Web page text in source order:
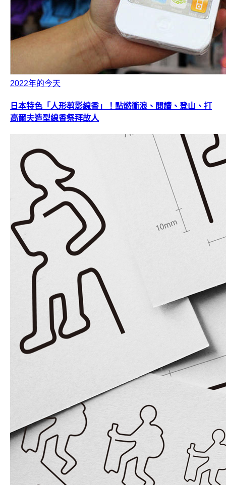
2022年的今天
日本特色「人形剪影線香」！點燃衝浪、閱讀、登山、打
高爾夫造型線香祭拜故人